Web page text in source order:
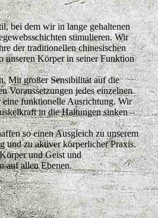
bei dem wir in lange gehaltenen
stimulieren. Wir
der traditionellen chinesischen
unseren Körper in seiner Funktion
Mit großer Sensibilität auf die
Voraussetzungen jedes einzelnen
funktionelle Ausrichtung. Wir
in die Haltungen sinken –
so einen Ausgleich zu unserem
und zu aktiver körperlicher Praxis.
und Geist und
auf allen Ebenen.